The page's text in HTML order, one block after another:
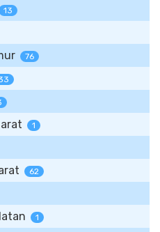
13
76
1
62
1